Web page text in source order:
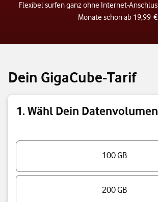
Flexibel surfen ganz ohne Internet-
Monate schon ab 19,99
Dein GigaCube-Tarif
1. Wähl Dein Datenvolumen
Triff eine Auswahl
100 GB
200 GB